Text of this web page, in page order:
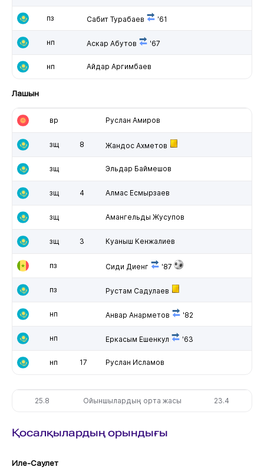
пз Сабит Турабаев '61
нп Аскар Абутов '67
нп Айдар Аргимбаев
Лашын
вр Руслан Амиров
зщ 8 Жандос Ахметов
зщ Эльдар Баймешов
зщ 4 Алмас Есмырзаев
зщ Амангельды Жусупов
зщ 3 Куаныш Кенжалиев
пз Сиди Диенг '87
пз Рустам Садулаев
нп Анвар Анарметов '82
нп Еркасым Ешенкул '63
нп 17 Руслан Исламов
25.8 Ойыншылардың орта жасы 23.4
Қосалқылардың орындығы
Иле-Саулет